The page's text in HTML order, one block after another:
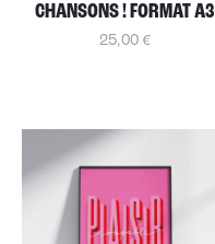
CHANSONS ! FORMAT A3
25,00 €